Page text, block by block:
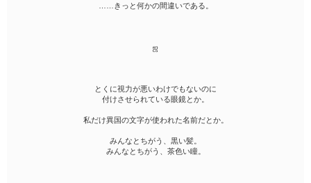
……きっと何かの間違いである。
ஜ
とくに視力が悪いわけでもないのに
付けさせられている眼鏡とか。
私だけ異国の文字が使われた名前だとか。
みんなとちがう、黒い髪。
みんなとちがう、茶色い瞳。